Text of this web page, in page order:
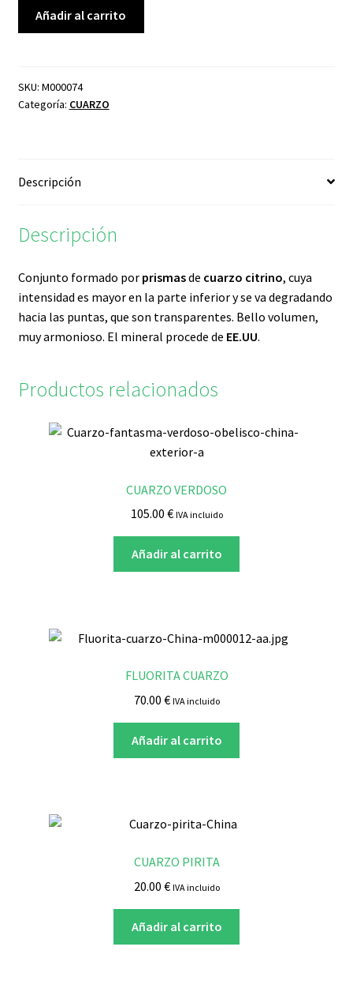
Añadir al carrito
SKU: M000074
Categoría: CUARZO
Descripción
Descripción
Conjunto formado por prismasde cuarzo citrino, cuya
intensidad es mayor en la parte inferior y se va degradando
hacia las puntas, que son transparentes. Bello volumen,
muy armonioso. El mineral procede de EE.UU.
Productos relacionados
CUARZO VERDOSO
105.00 € IVA incluido
Añadir al carrito
FLUORITA CUARZO
70.00 € IVA incluido
Añadir al carrito
CUARZO PIRITA
20.00 € IVA incluido
Añadir al carrito